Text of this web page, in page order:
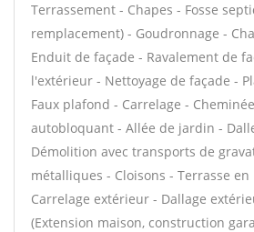
Terrassement - Chapes - Fosse
remplacement) - Goudronnage -
Enduit de façade - Ravalement de
l'extérieur - Nettoyage de façade -
Faux plafond - Carrelage -
autobloquant - Allée de jardin -
Démolition avec transports de
métalliques - Cloisons - Terrasse
Carrelage extérieur - Dallage
(Extension maison, construction